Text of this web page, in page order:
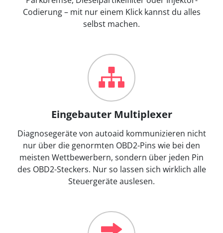
Codierung – mit nur einem Klick kannst du alles
selbst machen.
Eingebauter Multiplexer
Diagnosegeräte von autoaid kommunizieren nicht
nur über die genormten OBD2-Pins wie bei den
meisten Wettbewerbern, sondern über jeden Pin
des OBD2-Steckers. Nur so lassen sich wirklich alle
Steuergeräte auslesen.